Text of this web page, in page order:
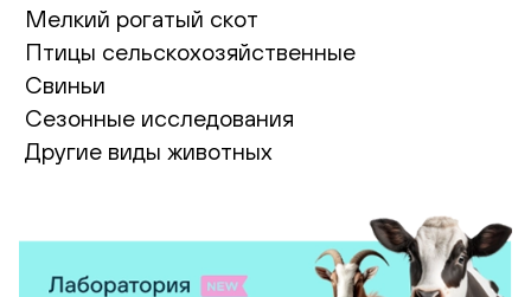
Мелкий рогатый скот
Птицы сельскохозяйственные
Свиньи
Сезонные исследования
Другие виды животных